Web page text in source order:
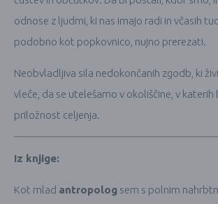
odnose z ljudmi, ki nas imajo radi in včasih
podobno kot popkovnico, nujno prerezati.
Neobvladljiva sila nedokončanih zgodb, ki
vleče, da se utelešamo v okoliščine, v
priložnost celjenja.
Iz knjige:
Kot mlad antropolog sem s polnim